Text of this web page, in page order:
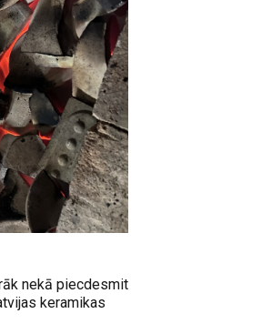
nekā piecdesmit
keramikas